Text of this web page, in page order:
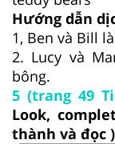
Hướng dẫn
1, Ben và Bill
2. Lucy và
bông.
5 (trang 49
Look,
thành và đọc )